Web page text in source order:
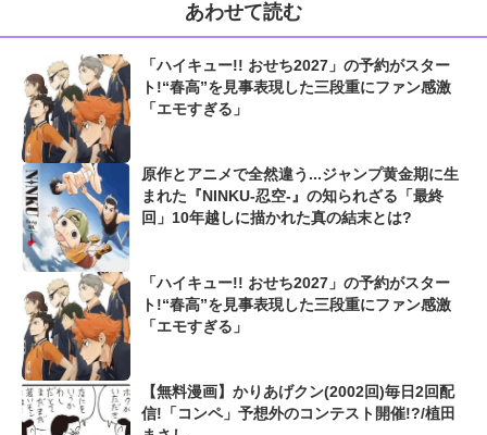
あわせて読む
「ハイキュー!! おせち2027」の予約がスター
ト!“春高”を見事表現した三段重にファン感激
「エモすぎる」
原作とアニメで全然違う...ジャンプ黄金期に生
まれた『NINKU-忍空-』の知られざる「最終
回」10年越しに描かれた真の結末とは?
「ハイキュー!! おせち2027」の予約がスター
ト!“春高”を見事表現した三段重にファン感激
「エモすぎる」
【無料漫画】かりあげクン(2002回)毎日2回配
信!「コンペ」予想外のコンテスト開催!?/植田